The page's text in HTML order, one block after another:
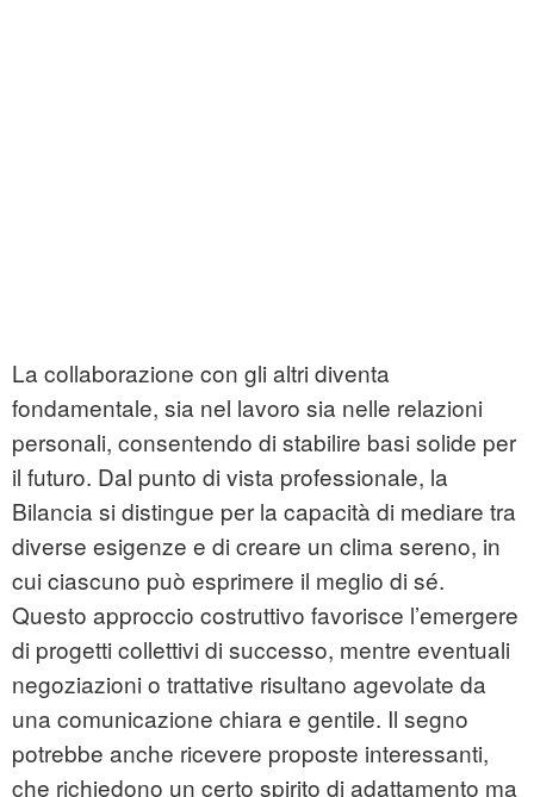
La collaborazione con gli altri diventa
fondamentale, sia nel lavoro sia nelle relazioni
personali, consentendo di stabilire basi solide per
il futuro. Dal punto di vista professionale, la
Bilancia si distingue per la capacità di mediare tra
diverse esigenze e di creare un clima sereno, in
cui ciascuno può esprimere il meglio di sé.
Questo approccio costruttivo favorisce l’emergere
di progetti collettivi di successo, mentre eventuali
negoziazioni o trattative risultano agevolate da
una comunicazione chiara e gentile. Il segno
potrebbe anche ricevere proposte interessanti,
che richiedono un certo spirito di adattamento ma